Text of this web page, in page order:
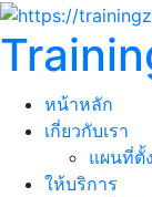
หน้าหลัก
เกี่ยวกับเรา
แผนที่ตั้
ให้บริการ